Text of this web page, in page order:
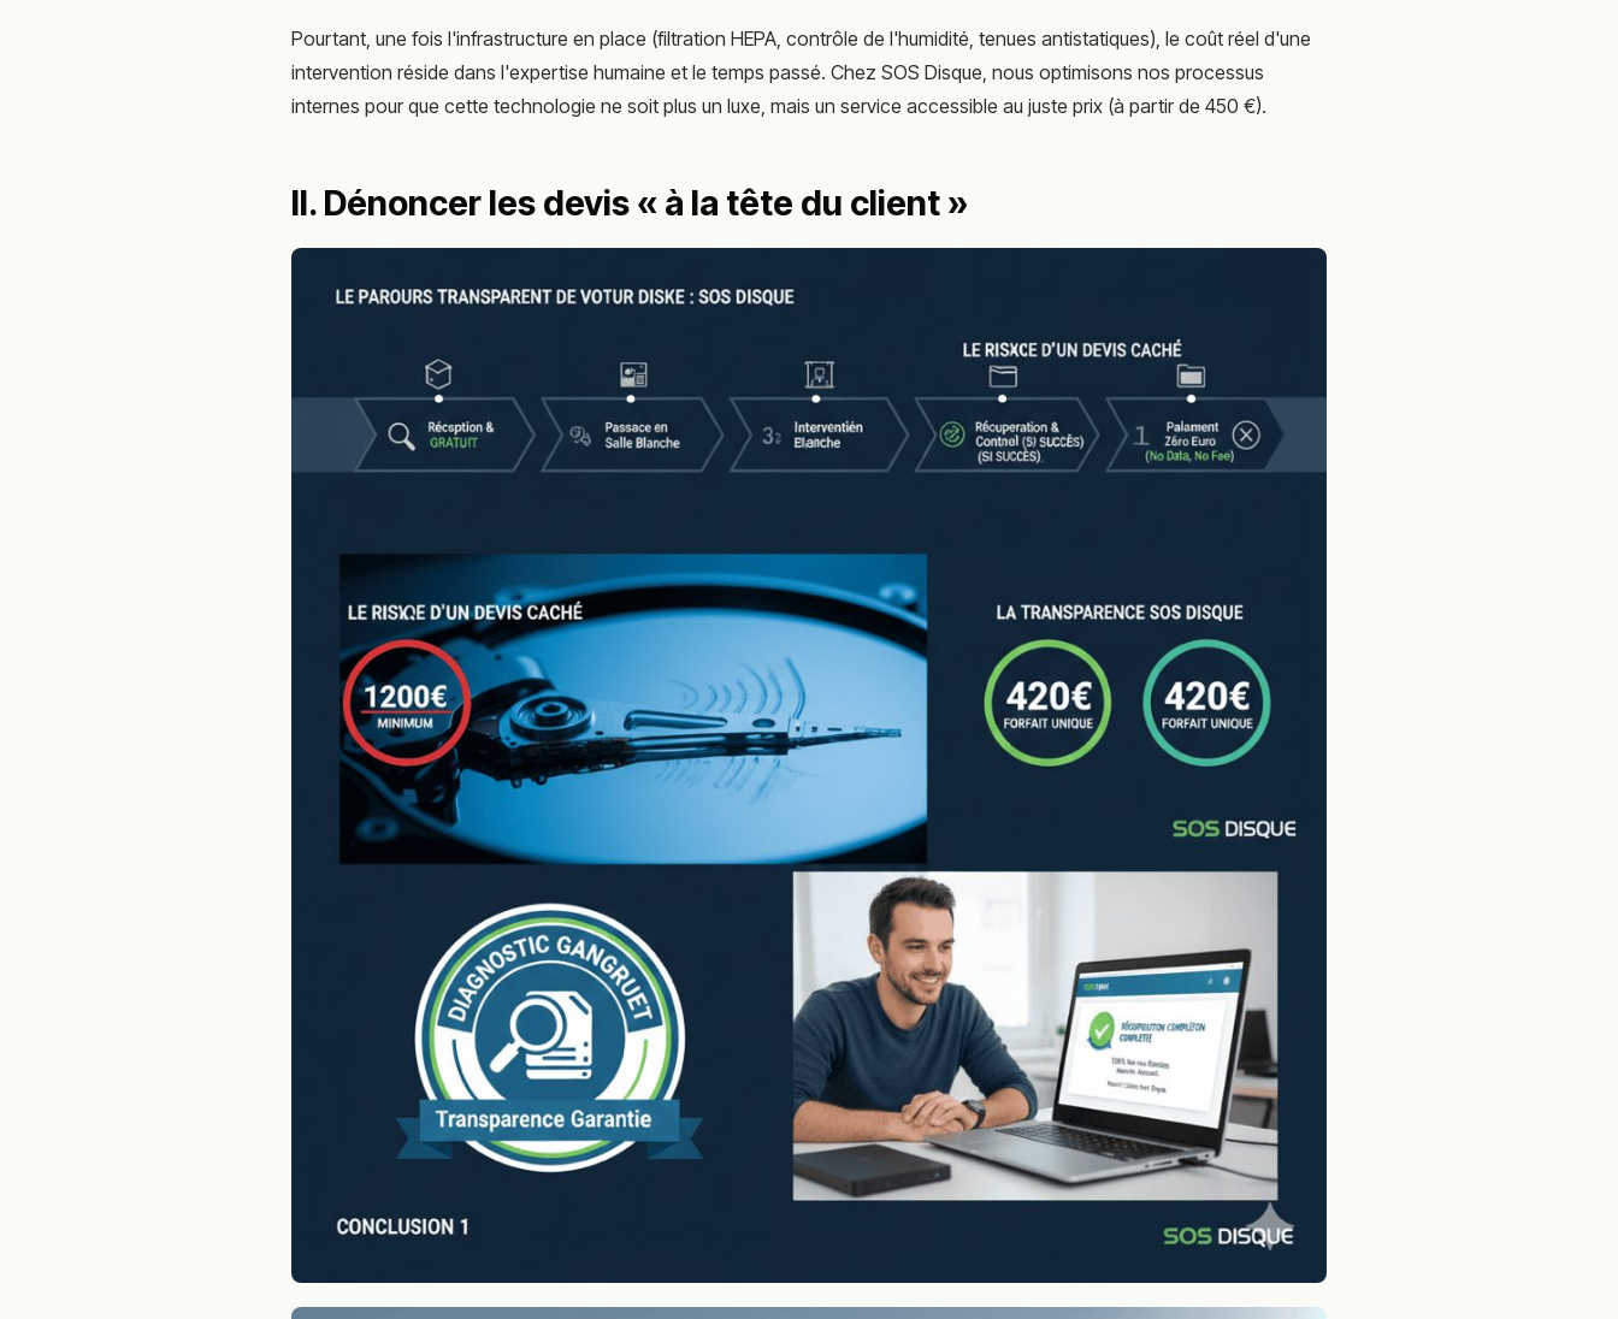
Pourtant, une fois l'infrastructure en place (filtration HEPA, contrôle de l'humidité, tenues antistatiques), le coût réel d'une
intervention réside dans l'expertise humaine et le temps passé. Chez SOS Disque, nous optimisons nos processus
internes pour que cette technologie ne soit plus un luxe, mais un service accessible au juste prix (à partir de 450 €).
II. Dénoncer les devis « à la tête du client »